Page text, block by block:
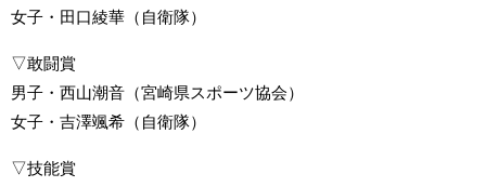
女子・田口綾華（自衛隊）
▽敢闘賞
男子・西山潮音（宮崎県スポーツ協会）
女子・吉澤颯希（自衛隊）
▽技能賞